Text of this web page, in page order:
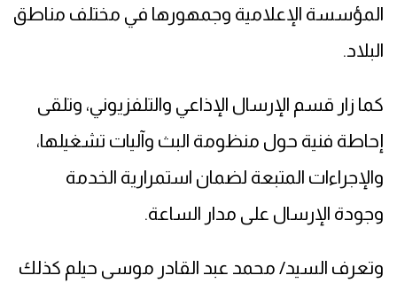
المؤسسة الإعلامية وجمهورها في مختلف مناطق
البلاد.
كما زار قسم الإرسال الإذاعي والتلفزيوني، وتلقى
إحاطة فنية حول منظومة البث وآليات تشغيلها،
والإجراءات المتبعة لضمان استمرارية الخدمة
وجودة الإرسال على مدار الساعة.
وتعرف السيد/ محمد عبد القادر موسى حيلم كذلك